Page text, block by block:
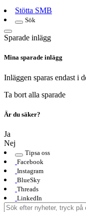
Stötta SMB
Sök
Sparade inlägg
Mina sparade inlägg
Inläggen sparas endast i
Ta bort alla sparade
Är du säker?
Ja
Nej
Tipsa oss
Facebook
Instagram
BlueSky
Threads
LinkedIn